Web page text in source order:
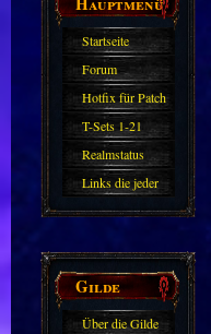
Startseite
Forum
Hotfix für Patch
11.X
T-Sets 1-21
Realmstatus
Links die jeder
kennen sollte?!
Gilde
Über die Gilde